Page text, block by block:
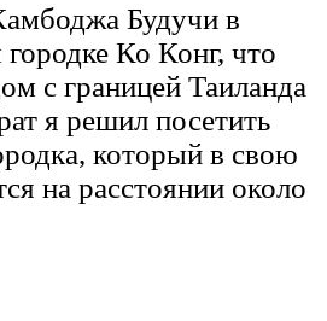
Будучи в
Ко Конг, что
с границей Таиланда
я решил посетить
который в свою
на расстоянии около